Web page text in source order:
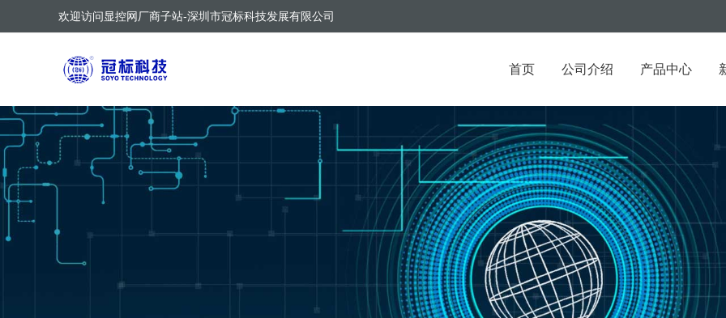
欢迎访问显控网厂商子站-深圳市冠标科技发展有限公司
首页 公司介绍 产品中心